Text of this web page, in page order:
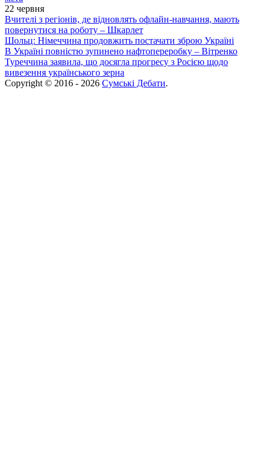
22 червня
Вчителі з регіонів, де відновлять офлайн-навчання, мають
повернутися на роботу – Шкарлет
Шольц: Німеччина продовжить постачати зброю Україні
В Україні повністю зупинено нафтопереробку – Вітренко
Туреччина заявила, що досягла прогресу з Росією щодо
вивезення українського зерна
Copyright © 2016 - 2026 Сумські Дебати.